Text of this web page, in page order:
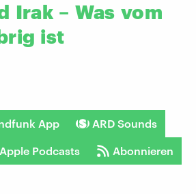
Irak – Was vom
ist
App ARD Sounds
Apple Podcasts Abonnieren